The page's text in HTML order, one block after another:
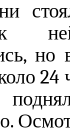
но
24